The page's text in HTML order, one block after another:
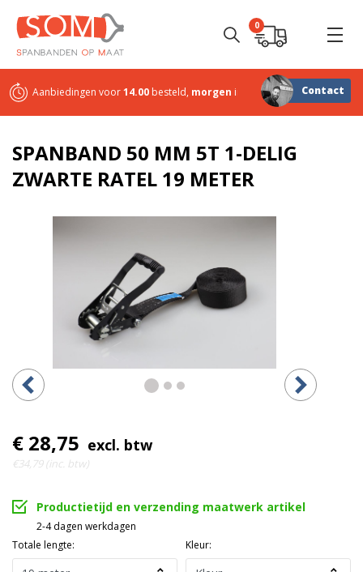
0
Aanbiedingen voor14.00 besteld, morgen in huisSterk in maatwerk
Contact
SPANBAND 50 MM 5T 1-DELIG
ZWARTE RATEL 19 METER
€ 28,75 excl. btw
€34,79 (inc. btw)
Productietijd en verzending maatwerk artikel
2-4 dagen werkdagen
Totale lengte:
Kleur: